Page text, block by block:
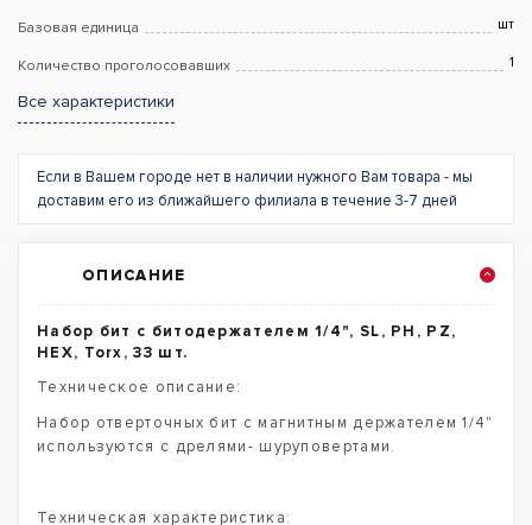
Базовая единица шт
Количество проголосовавших 1
Все характеристики
Если в Вашем городе нет в наличии нужного Вам товара - мы
доставим его из ближайшего филиала в течение 3-7 дней
ОПИСАНИЕ
Набор бит с битодержателем 1/4", SL, PH, PZ,
HEX, Torx, 33 шт.
Техническое описание:
Набор отверточных бит с магнитным держателем 1/4"
используются с дрелями- шуруповертами.
Техническая характеристика: